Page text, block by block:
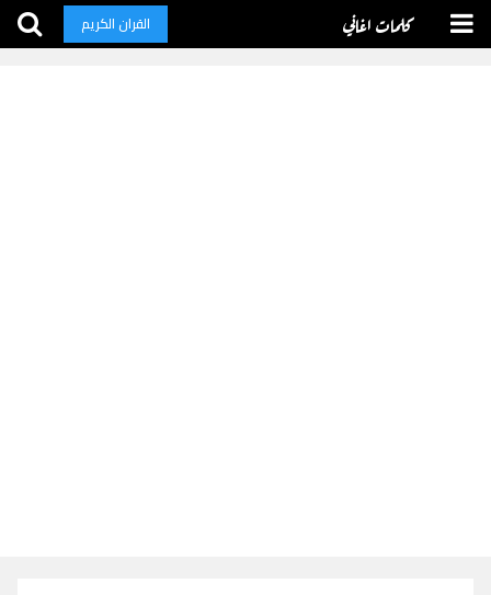
كلمات اغاني القران الكريم